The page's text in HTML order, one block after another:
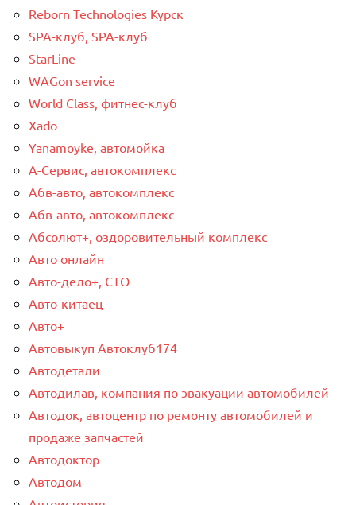
Reborn Technologies Курск
SPA-клуб, SPA-клуб
StarLine
WAGon service
World Class, фитнес-клуб
Xado
Yanamoyke, автомойка
А-Сервис, автокомплекс
Абв-авто, автокомплекс
Абв-авто, автокомплекс
Абсолют+, оздоровительный комплекс
Авто онлайн
Авто-дело+, СТО
Авто-китаец
Авто+
Автовыкуп Автоклуб174
Автодетали
Автодилав, компания по эвакуации автомобилей
Автодок, автоцентр по ремонту автомобилей и
продаже запчастей
Автодоктор
Автодом